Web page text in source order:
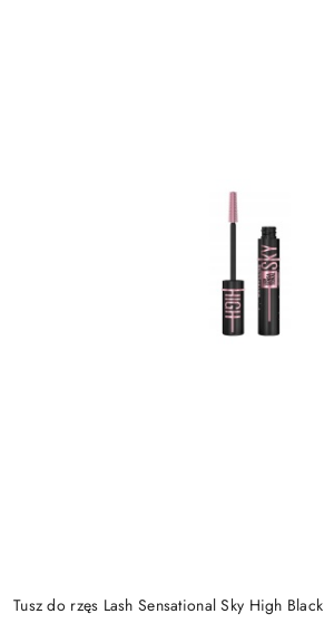
Tusz do rzęs Lash Sensational Sky High Black